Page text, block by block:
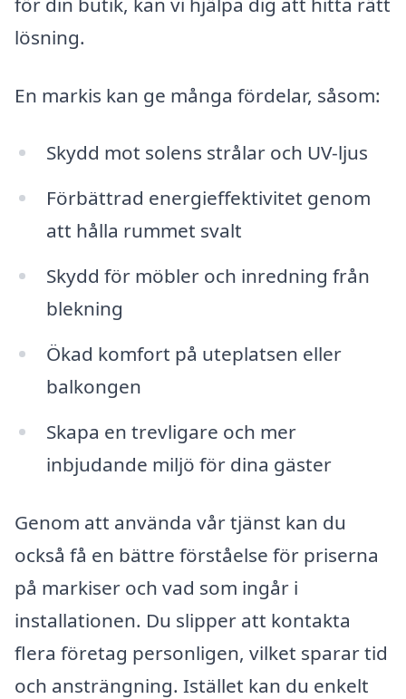
lösning.
En markis kan ge många fördelar, såsom:
Skydd mot solens strålar och UV-ljus
Förbättrad energieffektivitet genom
att hålla rummet svalt
Skydd för möbler och inredning från
blekning
Ökad komfort på uteplatsen eller
balkongen
Skapa en trevligare och mer
inbjudande miljö för dina gäster
Genom att använda vår tjänst kan du
också få en bättre förståelse för priserna
på markiser och vad som ingår i
installationen. Du slipper att kontakta
flera företag personligen, vilket sparar tid
och ansträngning. Istället kan du enkelt